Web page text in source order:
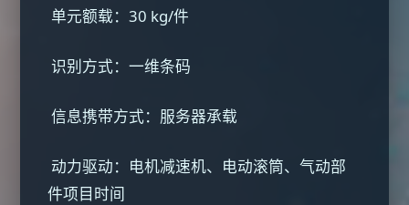
单元额载：30 kg/件
识别方式：一维条码
信息携带方式：服务器承载
动力驱动：电机减速机、电动滚筒、气动部
件项目时间